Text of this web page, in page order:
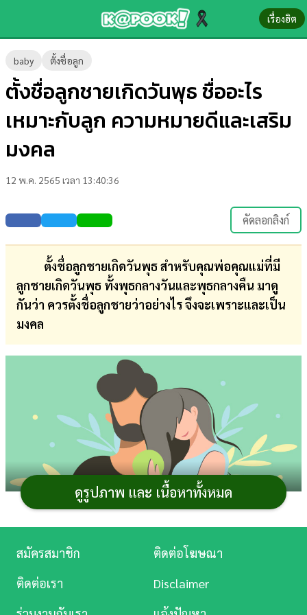
เรื่องฮิต
baby ตั้งชื่อลูก
ตั้งชื่อลูกชายเกิดวันพุธ ชื่ออะไร
เหมาะกับลูก ความหมายดีและเสริม
มงคล
12 พ.ค. 2565 เวลา 13:40:36
คัดลอกลิงก์
ตั้งชื่อลูกชายเกิดวันพุธ สำหรับคุณพ่อคุณแม่ที่มี
ลูกชายเกิดวันพุธ ทั้งพุธกลางวันและพุธกลางคืน มาดู
กันว่า ควรตั้งชื่อลูกชายว่าอย่างไร จึงจะเพราะและเป็น
มงคล
ตามความเชื่อในการ
ดูรูปภาพ และ เนื้อหาทั้งหมด
ข่าว-
ความ
รู้
บันเทิง
ตรวจ
หวย
บอล
สด
การ
บันเทิง
ดู
หนัง
สมัครสมาชิก
ติดต่อโฆษณา
ติดต่อเรา
Disclaimer